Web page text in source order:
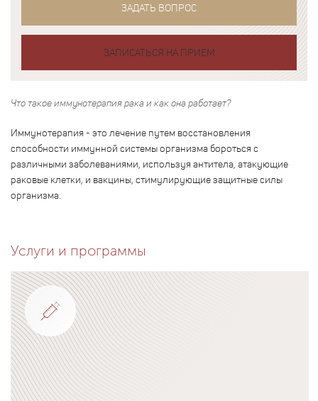
ЗАДАТЬ ВОПРОС
ЗАПИСАТЬСЯ НА ПРИЕМ
Что такое иммунотерапия рака и как она работает?
Иммунотерапия - это лечение путем восстановления
способности иммунной системы организма бороться с
различными заболеваниями, используя антитела, атакующие
раковые клетки, и вакцины, стимулирующие защитные силы
организма.
Услуги и программы